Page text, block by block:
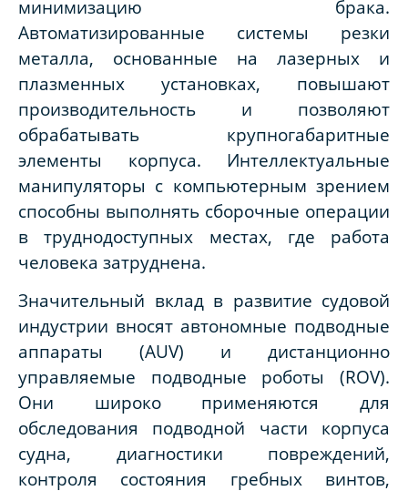
минимизацию брака.
Автоматизированные системы резки
металла, основанные на лазерных и
плазменных установках, повышают
производительность и позволяют
обрабатывать крупногабаритные
элементы корпуса. Интеллектуальные
манипуляторы с компьютерным зрением
способны выполнять сборочные операции
в труднодоступных местах, где работа
человека затруднена.
Значительный вклад в развитие судовой
индустрии вносят автономные подводные
аппараты (AUV) и дистанционно
управляемые подводные роботы (ROV).
Они широко применяются для
обследования подводной части корпуса
судна, диагностики повреждений,
контроля состояния гребных винтов,